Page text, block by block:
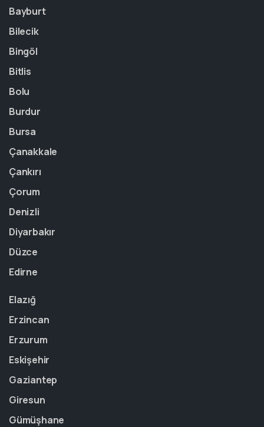
Bayburt
Bilecik
Bingöl
Bitlis
Bolu
Burdur
Bursa
Çanakkale
Çankırı
Çorum
Denizli
Diyarbakır
Düzce
Edirne
Elazığ
Erzincan
Erzurum
Eskişehir
Gaziantep
Giresun
Gümüşhane